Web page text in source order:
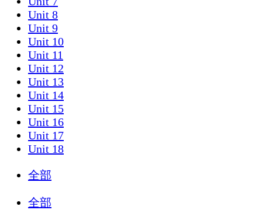
Unit 8
Unit 9
Unit 10
Unit 11
Unit 12
Unit 13
Unit 14
Unit 15
Unit 16
Unit 17
Unit 18
全部
全部